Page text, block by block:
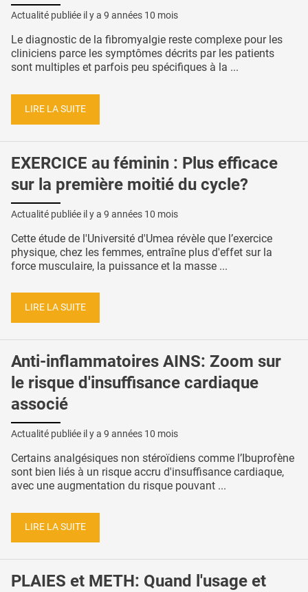
Actualité publiée il y a 9 années 10 mois
Le diagnostic de la fibromyalgie reste complexe pour les
cliniciens parce les symptômes décrits par les patients
sont multiples et parfois peu spécifiques à la ...
LIRE LA SUITE
EXERCICE au féminin : Plus efficace
sur la première moitié du cycle?
Actualité publiée il y a 9 années 10 mois
Cette étude de l'Université d'Umea révèle que l’exercice
physique, chez les femmes, entraîne plus d'effet sur la
force musculaire, la puissance et la masse ...
LIRE LA SUITE
Anti-inflammatoires AINS: Zoom sur
le risque d'insuffisance cardiaque
associé
Actualité publiée il y a 9 années 10 mois
Certains analgésiques non stéroïdiens comme l’Ibuprofène
sont bien liés à un risque accru d'insuffisance cardiaque,
avec une augmentation du risque pouvant ...
LIRE LA SUITE
PLAIES et METH: Quand l'usage et